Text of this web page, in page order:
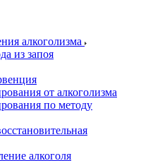
алкоголизма
из запоя
от алкоголизма
по методу
алкоголя